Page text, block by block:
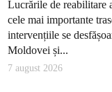
Lucrările de reabilitare
cele mai importante
intervențiile se
Moldovei și...
7 august 2026